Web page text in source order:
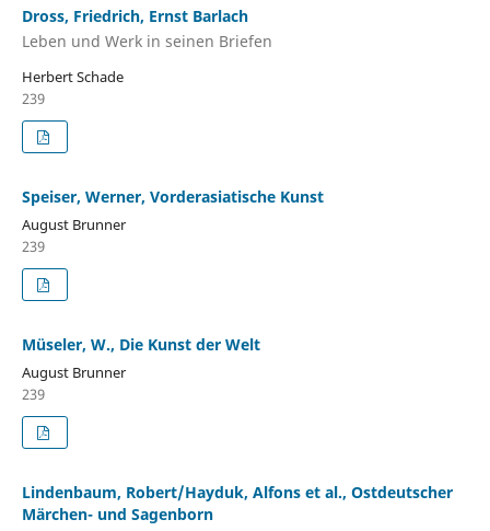
Dross, Friedrich, Ernst Barlach
Leben und Werk in seinen Briefen
Herbert Schade
239
Speiser, Werner, Vorderasiatische Kunst
August Brunner
239
Müseler, W., Die Kunst der Welt
August Brunner
239
Lindenbaum, Robert/Hayduk, Alfons et al., Ostdeutscher
Märchen- und Sagenborn